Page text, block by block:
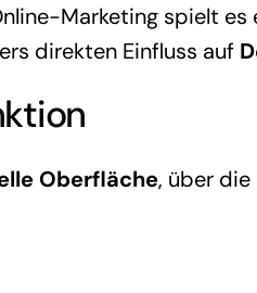
Marketing spielt es
direkten Einfluss auf
Oberfläche, über